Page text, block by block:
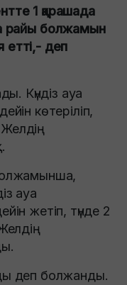
1 қарашада
райы болжамын
етті,- деп
Күндіз ауа
көтеріліп,
Желдің
ауа
жетіп, түнде 2
деп болжанды.